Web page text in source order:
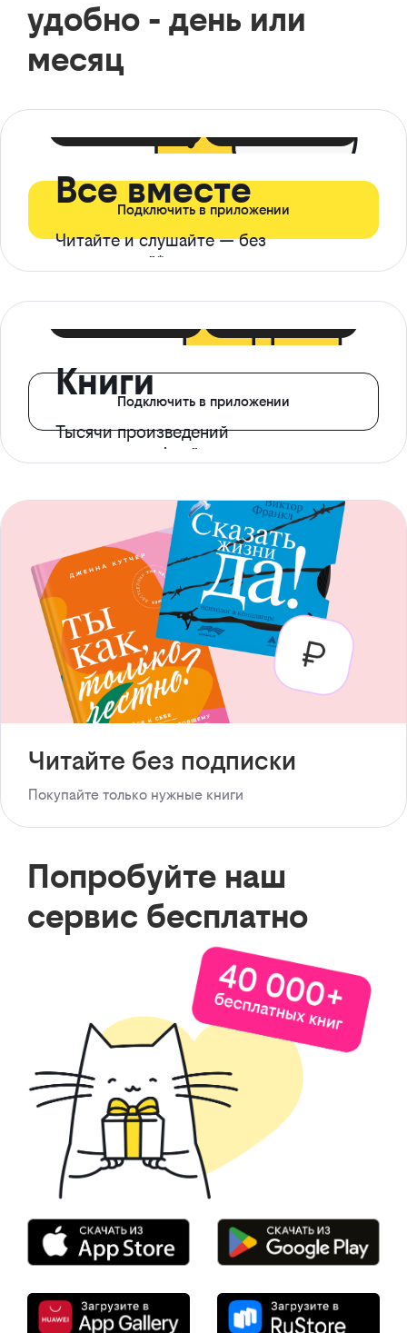
удобно - день или
месяц
Все вместе
Читайте и слушайте — без
ограничений*
Подключить в приложении
Книги
Тысячи произведений
с доступом офлайн
Подключить в приложении
Читайте без подписки
Покупайте только нужные книги
Попробуйте наш
сервис бесплатно